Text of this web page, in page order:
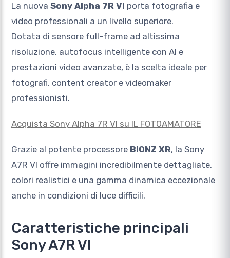
La nuova Sony Alpha 7R VI porta fotografia e
video professionali a un livello superiore.
Dotata di sensore full-frame ad altissima
risoluzione, autofocus intelligente con AI e
prestazioni video avanzate, è la scelta ideale per
fotografi, content creator e videomaker
professionisti.
Acquista Sony Alpha 7R VI su IL FOTOAMATORE
Grazie al potente processore BIONZ XR, la Sony
A7R VI offre immagini incredibilmente dettagliate,
colori realistici e una gamma dinamica eccezionale
anche in condizioni di luce difficili.
Caratteristiche principali
Sony A7R VI